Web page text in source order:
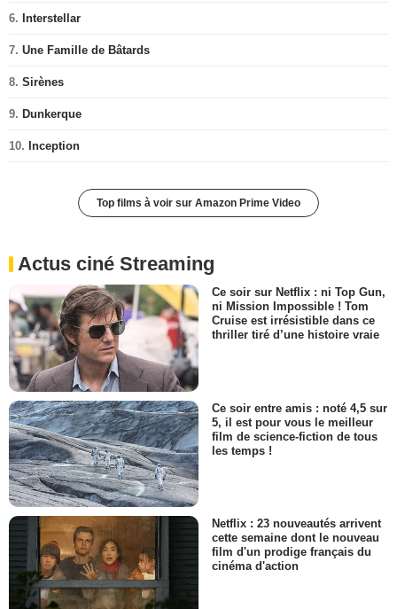
6. Interstellar
7. Une Famille de Bâtards
8. Sirènes
9. Dunkerque
10. Inception
Top films à voir sur Amazon Prime Video
Actus ciné Streaming
Ce soir sur Netflix : ni Top Gun,
ni Mission Impossible ! Tom
Cruise est irrésistible dans ce
thriller tiré d’une histoire vraie
Ce soir entre amis : noté 4,5 sur
5, il est pour vous le meilleur
film de science-fiction de tous
les temps !
Netflix : 23 nouveautés arrivent
cette semaine dont le nouveau
film d'un prodige français du
cinéma d'action